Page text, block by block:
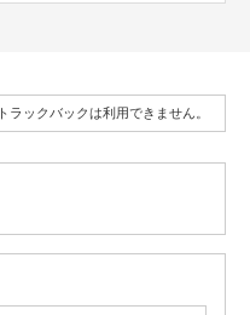
トラックバックは利用できません。